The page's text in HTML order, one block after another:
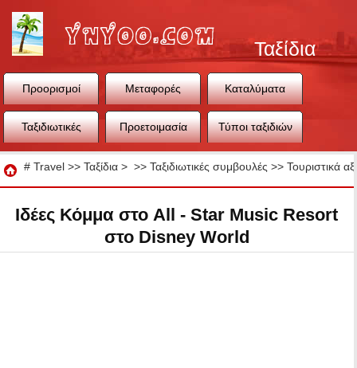
Ταξίδια
Προορισμοί Μεταφορές Καταλύματα
Ταξιδιωτικές Προετοιμασία Τύποι ταξιδιών
Ταξίδια
# Travel >> Ταξίδια > >> Ταξιδιωτικές συμβουλές >> Τουριστικά
Ιδέες Κόμμα στο All - Star Music Resort
στο Disney World